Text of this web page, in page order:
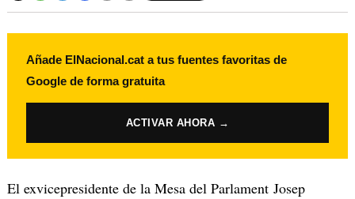
Añade ElNacional.cat a tus fuentes favoritas de
Google de forma gratuita
ACTIVAR AHORA →
El exvicepresidente de la Mesa del Parlament Josep